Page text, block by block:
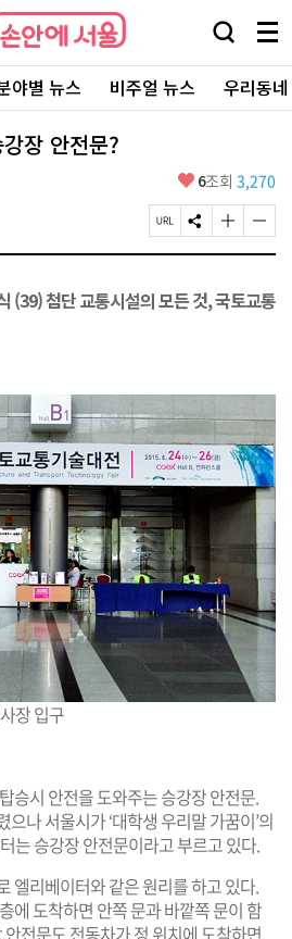
검
창
열
기
메
뉴
전
체
보
야별 뉴스 비주얼 뉴스 우리동
장 안전문?
좋
요
6조회 3,270
페
이
R
S
N
유
하
글
자
크
기
글
자
작
기
(39) 첨단 교통시설의 모든 것, 국토교통
장 입구
승시 안전을 도와주는 승강장 안전문.
나 서울시가 ‘대학생 우리말 가꿈이’의
는 승강장 안전문이라고 부르고 있다.
엘리베이터와 같은 원리를 하고 있다.
에 도착하면 안쪽 문과 바깥쪽 문이 함
전문도 전동차가 정 위치에 도착하면